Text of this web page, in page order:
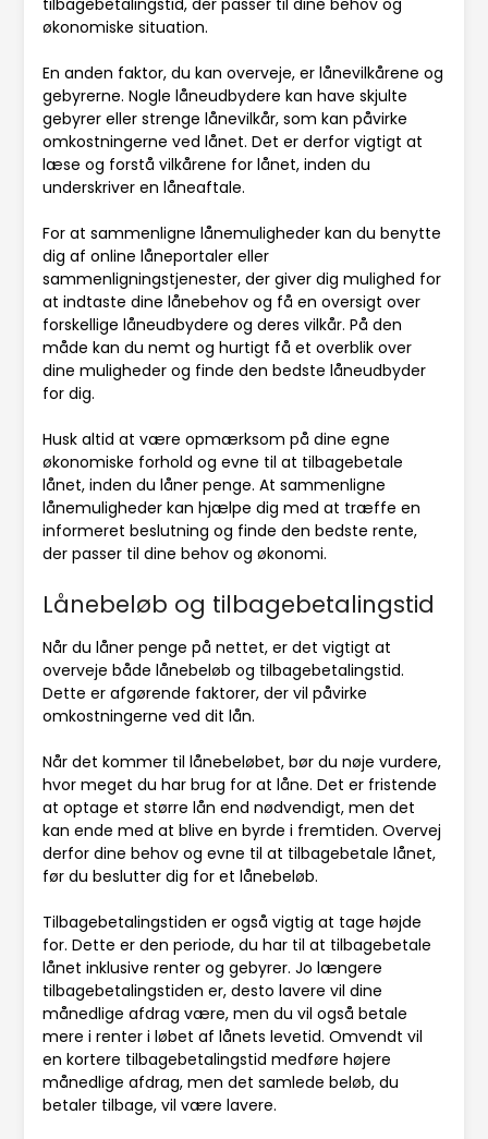
tilbagebetalingstid, der passer til dine behov og
økonomiske situation.
En anden faktor, du kan overveje, er lånevilkårene og
gebyrerne. Nogle låneudbydere kan have skjulte
gebyrer eller strenge lånevilkår, som kan påvirke
omkostningerne ved lånet. Det er derfor vigtigt at
læse og forstå vilkårene for lånet, inden du
underskriver en låneaftale.
For at sammenligne lånemuligheder kan du benytte
dig af online låneportaler eller
sammenligningstjenester, der giver dig mulighed for
at indtaste dine lånebehov og få en oversigt over
forskellige låneudbydere og deres vilkår. På den
måde kan du nemt og hurtigt få et overblik over
dine muligheder og finde den bedste låneudbyder
for dig.
Husk altid at være opmærksom på dine egne
økonomiske forhold og evne til at tilbagebetale
lånet, inden du låner penge. At sammenligne
lånemuligheder kan hjælpe dig med at træffe en
informeret beslutning og finde den bedste rente,
der passer til dine behov og økonomi.
Lånebeløb og tilbagebetalingstid
Når du låner penge på nettet, er det vigtigt at
overveje både lånebeløb og tilbagebetalingstid.
Dette er afgørende faktorer, der vil påvirke
omkostningerne ved dit lån.
Når det kommer til lånebeløbet, bør du nøje vurdere,
hvor meget du har brug for at låne. Det er fristende
at optage et større lån end nødvendigt, men det
kan ende med at blive en byrde i fremtiden. Overvej
derfor dine behov og evne til at tilbagebetale lånet,
før du beslutter dig for et lånebeløb.
Tilbagebetalingstiden er også vigtig at tage højde
for. Dette er den periode, du har til at tilbagebetale
lånet inklusive renter og gebyrer. Jo længere
tilbagebetalingstiden er, desto lavere vil dine
månedlige afdrag være, men du vil også betale
mere i renter i løbet af lånets levetid. Omvendt vil
en kortere tilbagebetalingstid medføre højere
månedlige afdrag, men det samlede beløb, du
betaler tilbage, vil være lavere.